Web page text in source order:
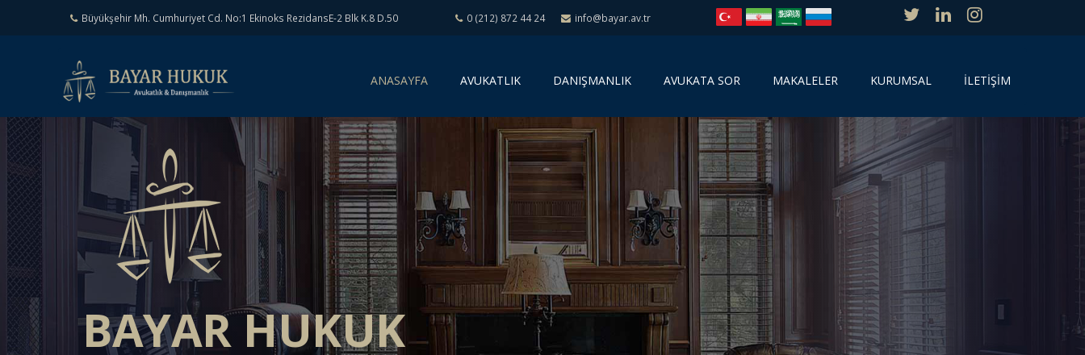
Büyükşehir Mh. Cumhuriyet Cd. No:1 Ekinoks RezidansE-2 Blk K.8 D.50 0 (212) 872 44 24 info@bayar.av.tr
ANASAYFA(
t
)
AVUKATLIK DANIŞMANLIK AVUKATA SOR MAKALELER KURUMSAL İLETİŞİM
BAYAR HUKUK